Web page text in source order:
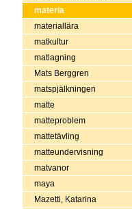
materia
materiallära
matkultur
matlagning
Mats Berggren
matspjälkningen
matte
matteproblem
mattetävling
matteundervisning
matvanor
maya
Mazetti, Katarina